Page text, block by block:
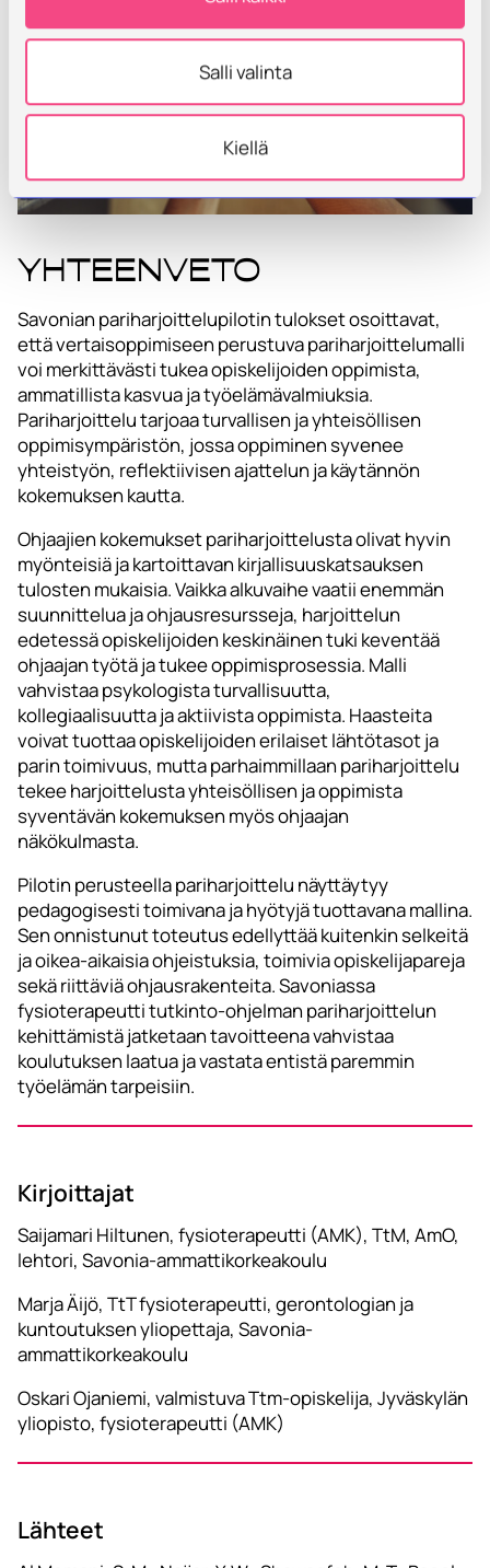
Salli valinta
Kiellä
Yhteenveto
Savonian pariharjoittelupilotin tulokset osoittavat,
että vertaisoppimiseen perustuva pariharjoittelumalli
voi merkittävästi tukea opiskelijoiden oppimista,
ammatillista kasvua ja työelämävalmiuksia.
Pariharjoittelu tarjoaa turvallisen ja yhteisöllisen
oppimisympäristön, jossa oppiminen syvenee
yhteistyön, reflektiivisen ajattelun ja käytännön
kokemuksen kautta.
Ohjaajien kokemukset pariharjoittelusta olivat hyvin
myönteisiä ja kartoittavan kirjallisuuskatsauksen
tulosten mukaisia. Vaikka alkuvaihe vaatii enemmän
suunnittelua ja ohjausresursseja, harjoittelun
edetessä opiskelijoiden keskinäinen tuki keventää
ohjaajan työtä ja tukee oppimisprosessia. Malli
vahvistaa psykologista turvallisuutta,
kollegiaalisuutta ja aktiivista oppimista. Haasteita
voivat tuottaa opiskelijoiden erilaiset lähtötasot ja
parin toimivuus, mutta parhaimmillaan pariharjoittelu
tekee harjoittelusta yhteisöllisen ja oppimista
syventävän kokemuksen myös ohjaajan
näkökulmasta.
Pilotin perusteella pariharjoittelu näyttäytyy
pedagogisesti toimivana ja hyötyjä tuottavana mallina.
Sen onnistunut toteutus edellyttää kuitenkin selkeitä
ja oikea-aikaisia ohjeistuksia, toimivia opiskelijapareja
sekä riittäviä ohjausrakenteita. Savoniassa
fysioterapeutti tutkinto-ohjelman pariharjoittelun
kehittämistä jatketaan tavoitteena vahvistaa
koulutuksen laatua ja vastata entistä paremmin
työelämän tarpeisiin.
Kirjoittajat
Saijamari Hiltunen, fysioterapeutti (AMK), TtM, AmO,
lehtori, Savonia-ammattikorkeakoulu
Marja Äijö, TtT fysioterapeutti, gerontologian ja
kuntoutuksen yliopettaja, Savonia-
ammattikorkeakoulu
Oskari Ojaniemi, valmistuva Ttm-opiskelija, Jyväskylän
yliopisto, fysioterapeutti (AMK)
Lähteet